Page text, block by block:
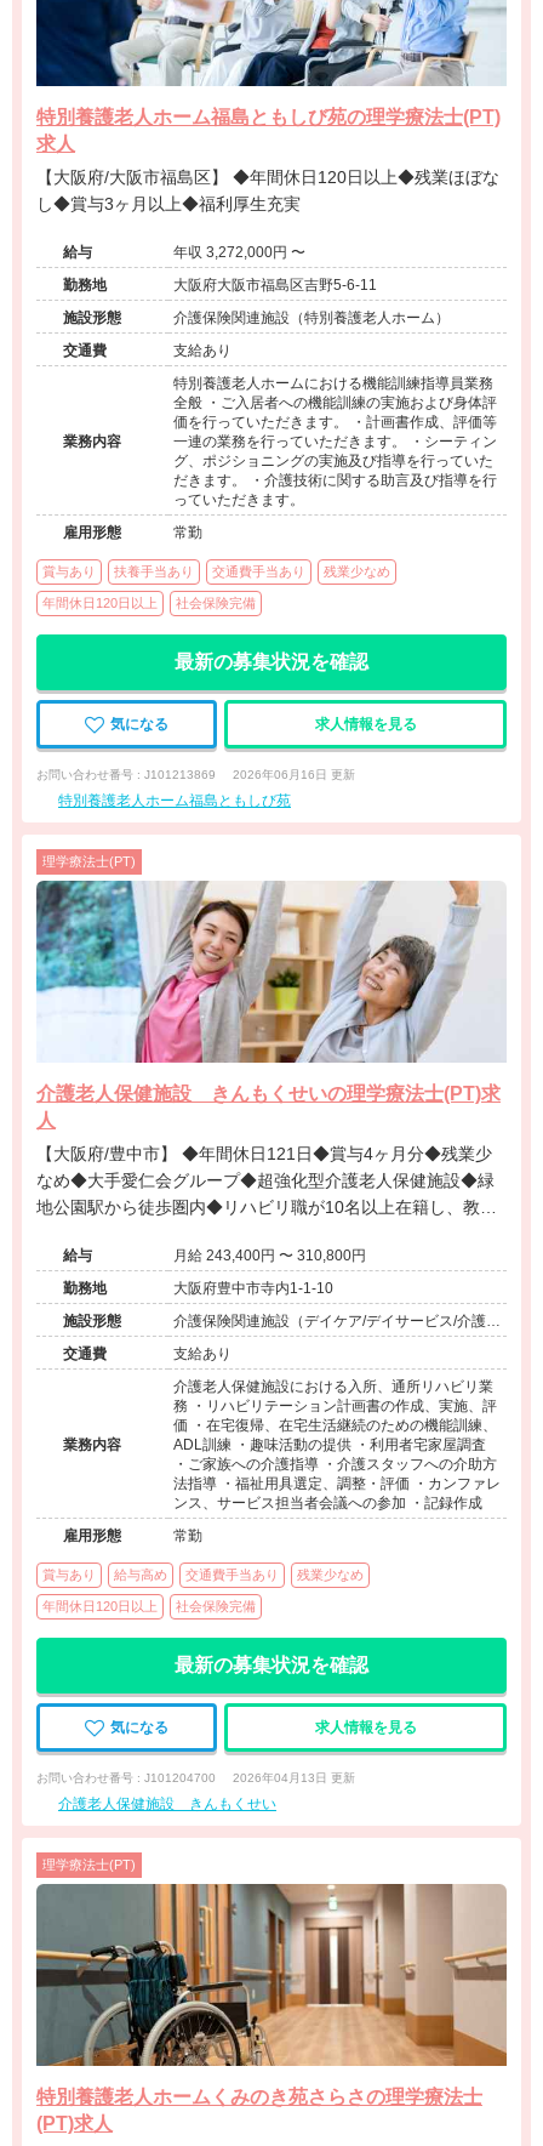
特別養護老人ホーム福島ともしび苑の理学療法士(PT)
求人
【大阪府/大阪市福島区】 ◆年間休日120日以上◆残業ほぼな
し◆賞与3ヶ月以上◆福利厚生充実
給与
年収 3,272,000円 〜
勤務地
大阪府大阪市福島区吉野5-6-11
施設形態
介護保険関連施設（特別養護老人ホーム）
交通費
支給あり
業務内容
特別養護老人ホームにおける機能訓練指導員業務
全般 ・ご入居者への機能訓練の実施および身体評
価を行っていただきます。 ・計画書作成、評価等
一連の業務を行っていただきます。 ・シーティン
グ、ポジショニングの実施及び指導を行っていた
だきます。 ・介護技術に関する助言及び指導を行
っていただきます。
雇用形態
常勤
賞与あり 扶養手当あり 交通費手当あり 残業少なめ
年間休日120日以上 社会保険完備
最新の募集状況を確認
気になる 求人情報を見る
お問い合わせ番号 : J101213869 2026年06月16日 更新
特別養護老人ホーム福島ともしび苑
理学療法士(PT)
介護老人保健施設 きんもくせいの理学療法士(PT)求
人
【大阪府/豊中市】 ◆年間休日121日◆賞与4ヶ月分◆残業少
なめ◆大手愛仁会グループ◆超強化型介護老人保健施設◆緑
地公園駅から徒歩圏内◆リハビリ職が10名以上在籍し、教
給与
月給 243,400円 〜 310,800円
勤務地
大阪府豊中市寺内1-1-10
施設形態
介護保険関連施設（デイケア/デイサービス/介護老
人保健施設/特別養護老人ホーム/訪問看護・リハ）
交通費 支給あり
業務内容
介護老人保健施設における入所、通所リハビリ業
務 ・リハビリテーション計画書の作成、実施、評
価 ・在宅復帰、在宅生活継続のための機能訓練、
ADL訓練 ・趣味活動の提供 ・利用者宅家屋調査
・ご家族への介護指導 ・介護スタッフへの介助方
法指導 ・福祉用具選定、調整・評価 ・カンファレ
ンス、サービス担当者会議への参加 ・記録作成
雇用形態
常勤
賞与あり 給与高め 交通費手当あり 残業少なめ
年間休日120日以上 社会保険完備
最新の募集状況を確認
気になる 求人情報を見る
お問い合わせ番号 : J101204700 2026年04月13日 更新
介護老人保健施設 きんもくせい
理学療法士(PT)
特別養護老人ホームくみのき苑さらさの理学療法士
(PT)求人